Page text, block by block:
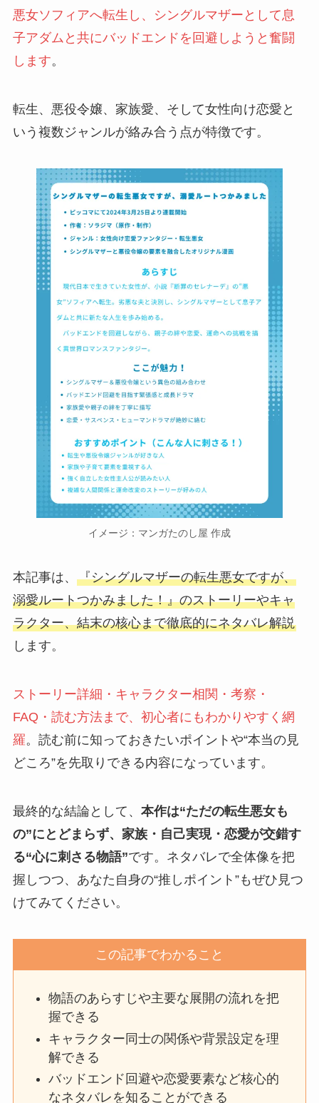
悪女ソフィアへ転生し、シングルマザーとして息
子アダムと共にバッドエンドを回避しようと奮闘
します。
転生、悪役令嬢、家族愛、そして女性向け恋愛と
いう複数ジャンルが絡み合う点が特徴です。
イメージ：マンガたのし屋 作成
本記事は、 『シングルマザーの転生悪女ですが、
溺愛ルートつかみました！』のストーリーやキャ
ラクター、結末の核心まで徹底的にネタバレ解説
します。
ストーリー詳細・キャラクター相関・考察・
FAQ・読む方法まで、初心者にもわかりやすく網
羅。読む前に知っておきたいポイントや“本当の見
どころ”を先取りできる内容になっています。
最終的な結論として、 本作は“ただの転生悪女も
の”にとどまらず、家族・自己実現・恋愛が交錯す
る“心に刺さる物語”です。ネタバレで全体像を把
握しつつ、あなた自身の“推しポイント”もぜひ見つ
けてみてください。
この記事でわかること
物語のあらすじや主要な展開の流れを把
握できる
キャラクター同士の関係や背景設定を理
解できる
バッドエンド回避や恋愛要素など核心的
なネタバレを知ることができる